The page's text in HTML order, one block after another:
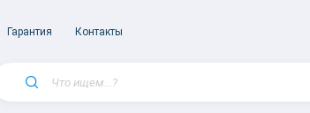
Гарантия Контакты